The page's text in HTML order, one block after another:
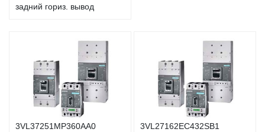
задний гориз. вывод
3VL37251MP360AA0
3VL27162EC432SB1